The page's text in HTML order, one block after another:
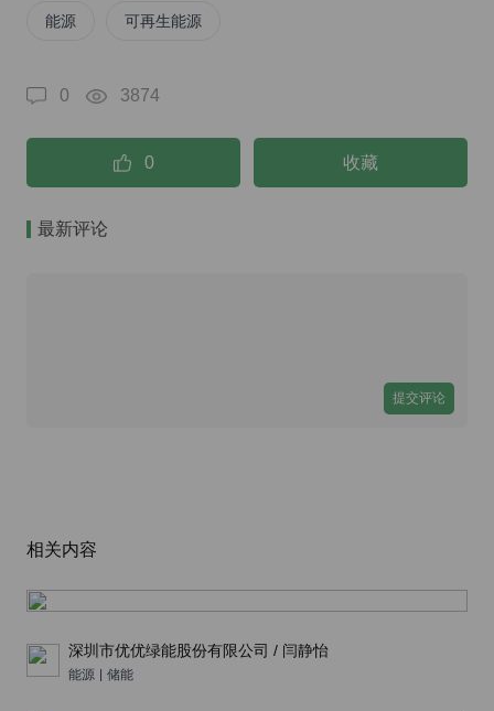
能源 可再生能源
0 3874
0 收藏
最新评论
提交评论
相关内容
深圳市优优绿能股份有限公司 / 闫静怡
能源 储能